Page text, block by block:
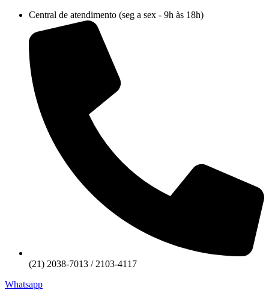
conteúdo
Central de atendimento (seg a sex - 9h às 18h)
(21) 2038-7013 / 2103-4117
Whatsapp